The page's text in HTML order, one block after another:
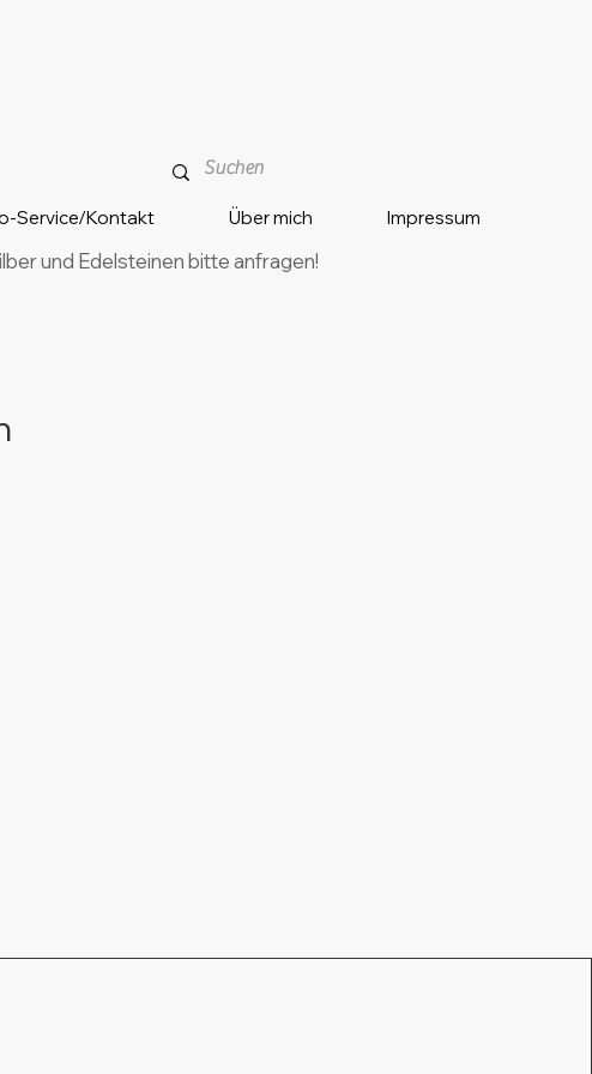
Service/Kontakt Über mich Impressum
und Edelsteinen bitte anfragen!